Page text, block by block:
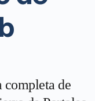
completa de